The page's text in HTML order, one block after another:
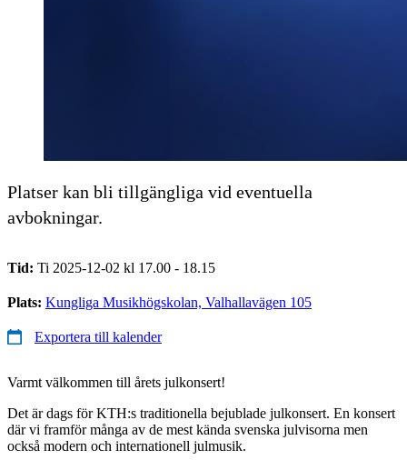
Platser kan bli tillgängliga vid eventuella
avbokningar.
Tid: Ti 2025-12-02 kl 17.00 - 18.15
Plats: Kungliga Musikhögskolan, Valhallavägen 105
Exportera till kalender
Varmt välkommen till årets julkonsert!
Det är dags för KTH:s traditionella bejublade julkonsert. En konsert
där vi framför många av de mest kända svenska julvisorna men
också modern och internationell julmusik.